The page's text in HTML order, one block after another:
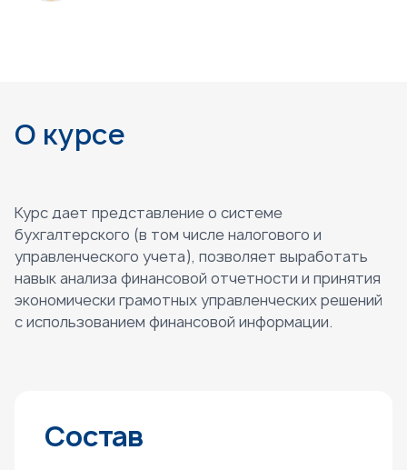
О курсе
Курс дает представление о системе
бухгалтерского (в том числе налогового и
управленческого учета), позволяет выработать
навык анализа финансовой отчетности и принятия
экономически грамотных управленческих решений
с использованием финансовой информации.
Состав